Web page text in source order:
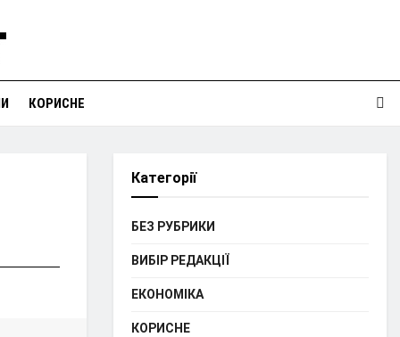
КОРИСНЕ
Категорії
БЕЗ РУБРИКИ
ВИБІР РЕДАКЦІЇ
ЕКОНОМІКА
КОРИСНЕ